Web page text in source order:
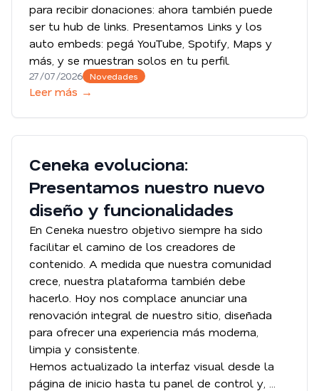
para recibir donaciones: ahora también puede
ser tu hub de links. Presentamos Links y los
auto embeds: pegá YouTube, Spotify, Maps y
más, y se muestran solos en tu perfil.
27/07/2026 Novedades
Leer más →
Ceneka evoluciona:
Presentamos nuestro nuevo
diseño y funcionalidades
En Ceneka nuestro objetivo siempre ha sido
facilitar el camino de los creadores de
contenido. A medida que nuestra comunidad
crece, nuestra plataforma también debe
hacerlo. Hoy nos complace anunciar una
renovación integral de nuestro sitio, diseñada
para ofrecer una experiencia más moderna,
limpia y consistente.
Hemos actualizado la interfaz visual desde la
página de inicio hasta tu panel de control y, ...